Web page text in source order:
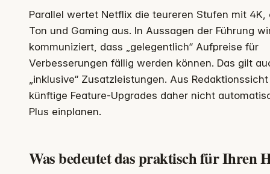
Parallel wertet Netflix die teureren Stufen mit
Ton und Gaming aus. In Aussagen der Führung
kommuniziert, dass „gelegentlich“ Aufpreise für
Verbesserungen fällig werden können. Das gilt
„inklusive“ Zusatzleistungen. Aus
künftige Feature‑Upgrades daher nicht
Plus einplanen.
Was bedeutet das praktisch für Ihren